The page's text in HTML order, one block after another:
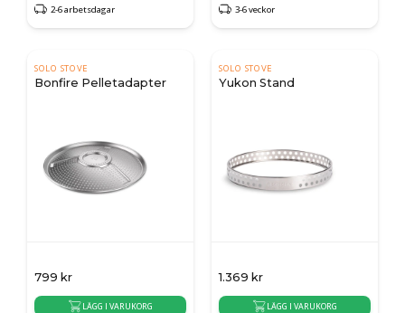
2-6 arbetsdagar 3-6 veckor
SOLO STOVE
Bonfire Pelletadapter
799 kr
LÄGG I VARUKORG
SOLO STOVE
Yukon Stand
1.369 kr
LÄGG I VARUKORG